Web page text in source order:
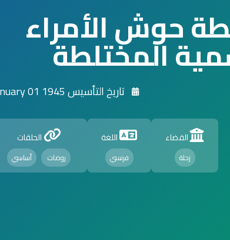
حوش الأمراء
المختلطة
تاريخ التأسيس 1945 January 01
القضاء
زحلة
اللغة
فرنسي
الحلقات
روضات أساسي